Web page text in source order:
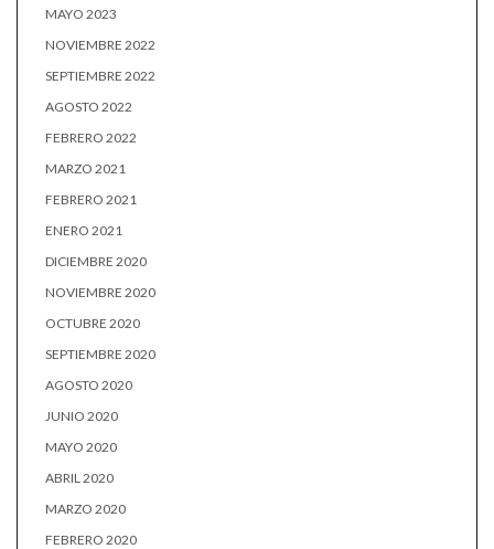
MAYO 2023
NOVIEMBRE 2022
SEPTIEMBRE 2022
AGOSTO 2022
FEBRERO 2022
MARZO 2021
FEBRERO 2021
ENERO 2021
DICIEMBRE 2020
NOVIEMBRE 2020
OCTUBRE 2020
SEPTIEMBRE 2020
AGOSTO 2020
JUNIO 2020
MAYO 2020
ABRIL 2020
MARZO 2020
FEBRERO 2020